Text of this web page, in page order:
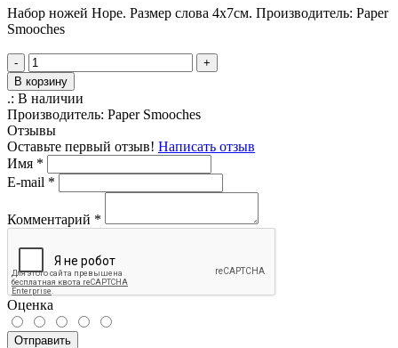
Набор ножей Hope. Размер слова 4х7см. Производитель: Paper
Smooches
-
+
В корзину
.: В наличии
Производитель: Paper Smooches
Отзывы
Оставьте первый отзыв! Написать отзыв
Имя *
E-mail *
Комментарий *
Оценка
Отправить